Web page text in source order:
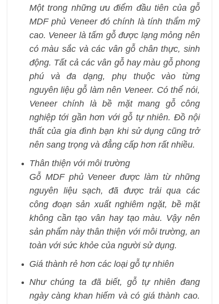
Một trong những ưu điểm đầu tiên của gỗ
MDF phủ Veneer đó chính là tính thẩm mỹ
cao. Veneer là tấm gỗ được lạng mỏng nên
có màu sắc và các vân gỗ chân thực, sinh
động. Tất cả các vân gỗ hay màu gỗ phong
phú và đa dạng, phụ thuộc vào từng
nguyên liệu gỗ làm nên Veneer. Có thể nói,
Veneer chính là bề mặt mang gỗ công
nghiệp tới gần hơn với gỗ tự nhiên. Đồ nội
thất của gia đình bạn khi sử dụng cũng trở
nên sang trọng và đẳng cấp hơn rất nhiều.
Thân thiện với môi trường
Gỗ MDF phủ Veneer được làm từ những
nguyên liệu sạch, đã được trải qua các
công đoạn sản xuất nghiêm ngặt, bề mặt
không cần tạo vân hay tạo màu. Vậy nên
sản phẩm này thân thiện với môi trường, an
toàn với sức khỏe của người sử dụng.
Giá thành rẻ hơn các loại gỗ tự nhiên
Như chúng ta đã biết, gỗ tự nhiên đang
ngày càng khan hiếm và có giá thành cao.